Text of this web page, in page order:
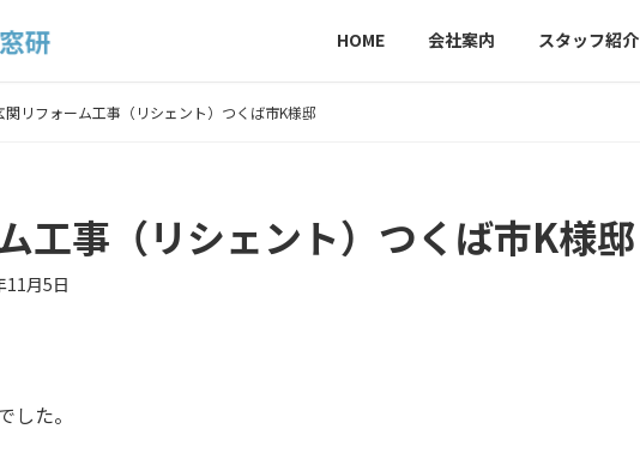
HOME 会社案内 スタッフ紹介
関リフォーム工事（リシェント）つくば市K様邸
工事（リシェント）つくば市K様邸
11月5日
た。